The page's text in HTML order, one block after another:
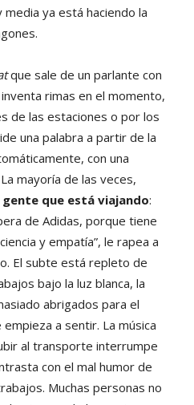
media ya está haciendo la
que sale de un parlante con
rimas en el momento,
de las estaciones o por los
una palabra a partir de la
con una
mayoría de las veces,
que está viajando:
de Adidas, porque tiene
y empatía”, le rapea a
El subte está repleto de
bajo la luz blanca, la
abrigados para el
a sentir. La música
al transporte interrumpe
con el mal humor de
Muchas personas no